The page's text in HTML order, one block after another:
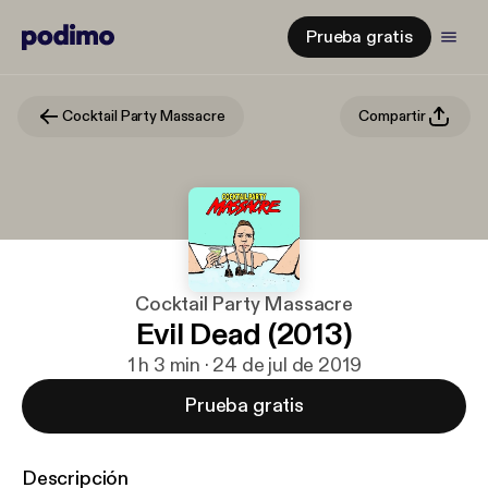
Prueba gratis
Cocktail Party Massacre Compartir
Cocktail Party Massacre
Evil Dead (2013)
1 h 3 min · 24 de jul de 2019
Prueba gratis
Descripción